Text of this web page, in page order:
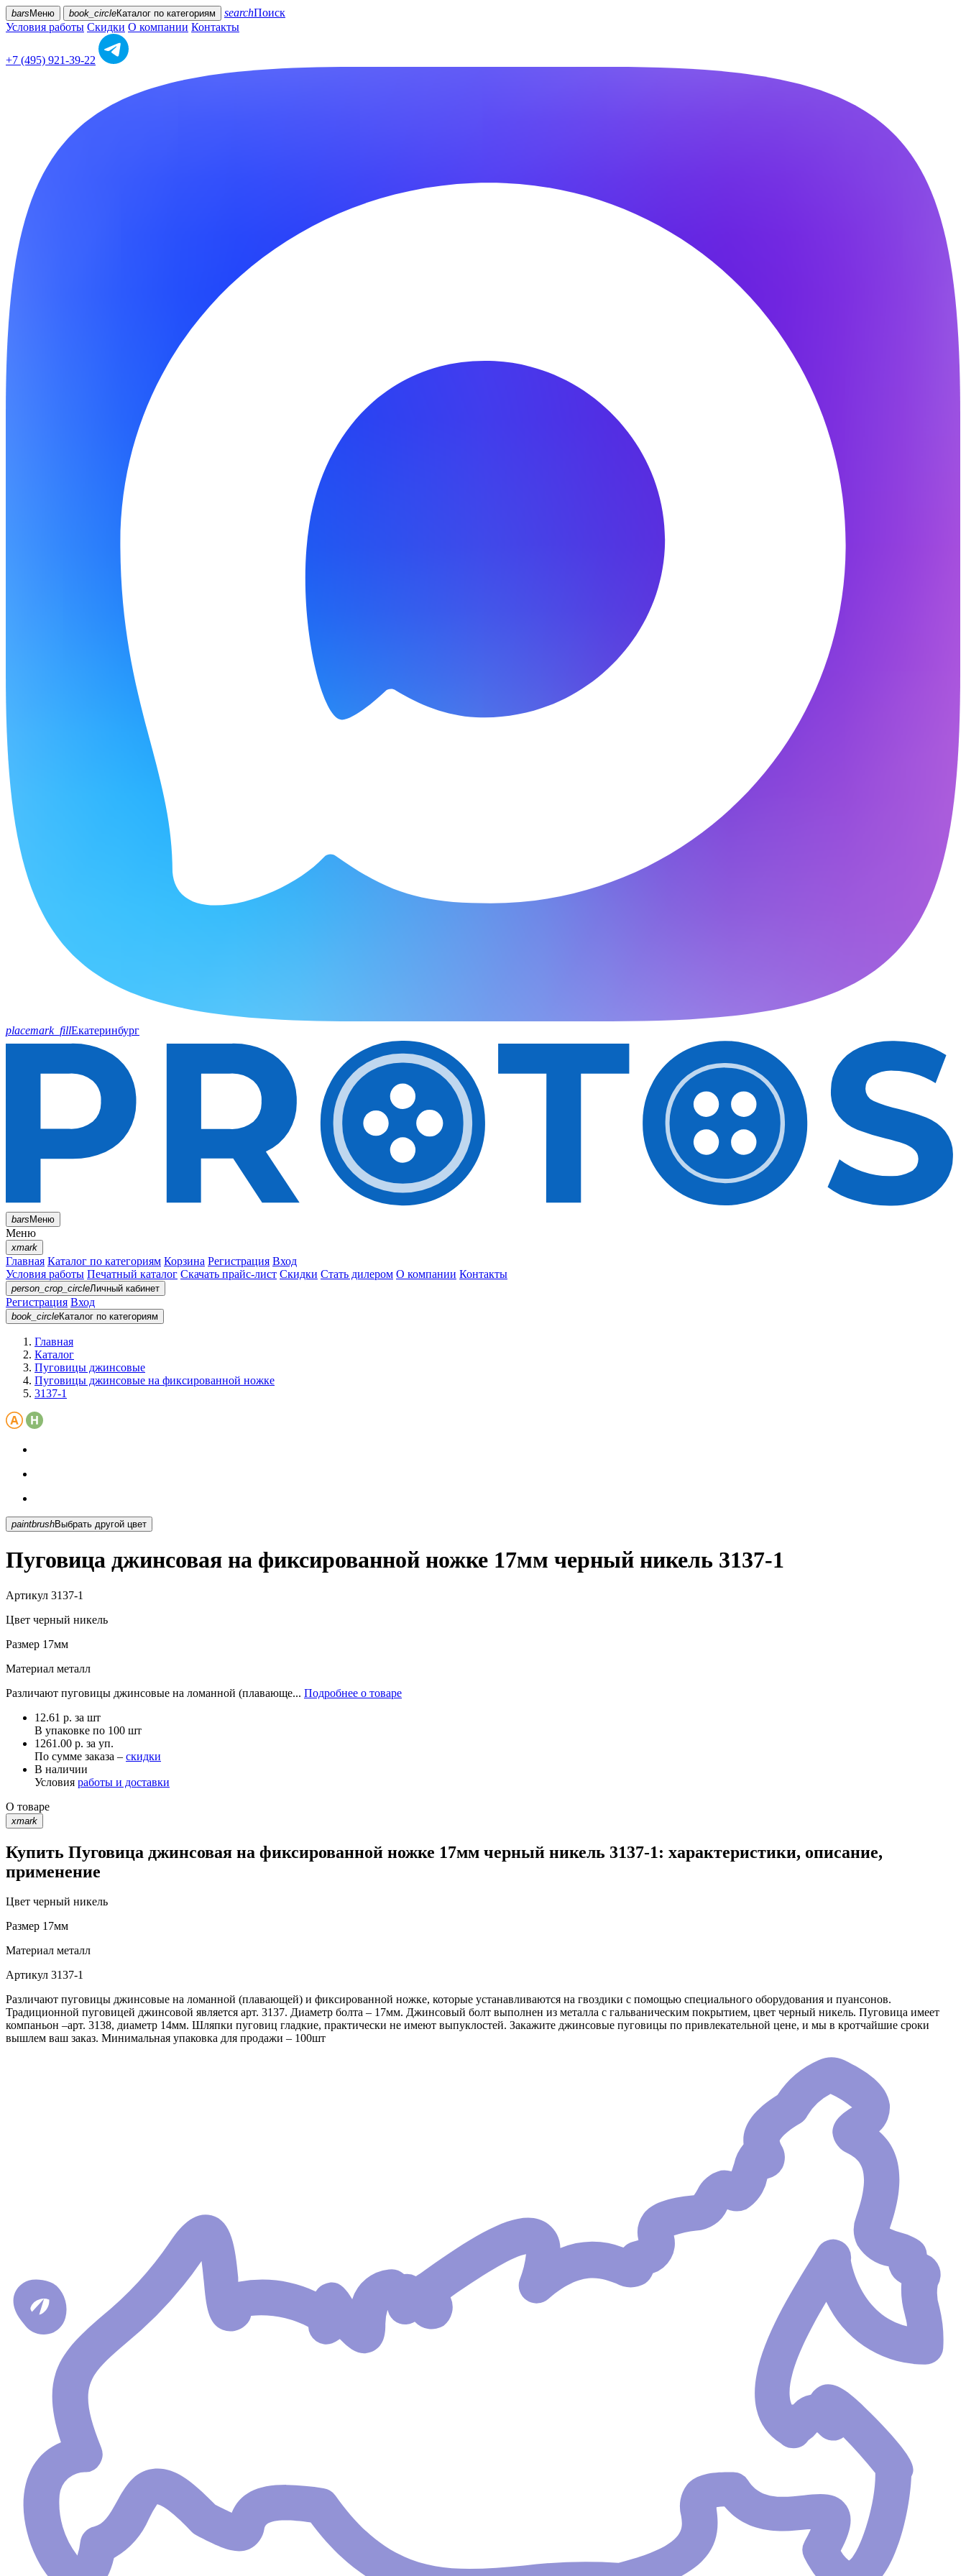
bars Меню book_circleКаталог по категориям searchПоиск
Условия работы Скидки О компании Контакты
+7 (495) 921-39-22
placemark_fillЕкатеринбург
barsМеню
Меню
xmark
Главная Каталог по категориям Корзина Регистрация Вход
Условия работы Печатный каталог Скачать прайс-лист Скидки Стать дилером О компании Контакты
person_crop_circleЛичный кабинет
Регистрация Вход
book_circleКаталог по категориям
Главная
Каталог
Пуговицы джинсовые
Пуговицы джинсовые на фиксированной ножке
3137-1
paintbrush Выбрать другой цвет
Пуговица джинсовая на фиксированной ножке 17мм черный никель 3137-1
Артикул 3137-1
Цвет черный никель
Размер 17мм
Материал металл
Различают пуговицы джинсовые на ломанной (плавающе... Подробнее о товаре
12.61 р. за шт
В упаковке по 100 шт
1261.00 р. за уп.
По сумме заказа – скидки
В наличии
Условия работы и доставки
О товаре
xmark
Купить Пуговица джинсовая на фиксированной ножке 17мм черный никель 3137-1: характеристики, описание,
применение
Цвет черный никель
Размер 17мм
Материал металл
Артикул 3137-1
Различают пуговицы джинсовые на ломанной (плавающей) и фиксированной ножке, которые устанавливаются на гвоздики с помощью специального оборудования и пуансонов.
Традиционной пуговицей джинсовой является арт. 3137. Диаметр болта – 17мм. Джинсовый болт выполнен из металла с гальваническим покрытием, цвет черный никель. Пуговица имеет
компаньон –арт. 3138, диаметр 14мм. Шляпки пуговиц гладкие, практически не имеют выпуклостей. Закажите джинсовые пуговицы по привлекательной цене, и мы в кротчайшие сроки
вышлем ваш заказ. Минимальная упаковка для продажи – 100шт